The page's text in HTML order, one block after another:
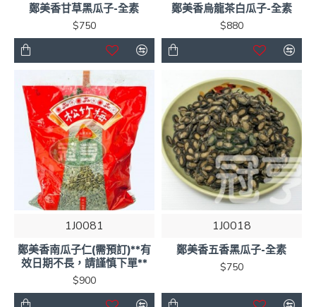
鄭美香甘草黑瓜子-全素
$750
鄭美香烏龍茶白瓜子-全素
$880
1J0081
鄭美香南瓜子仁(需預訂)**有
效日期不長，請謹慎下單**
$900
1J0018
鄭美香五香黑瓜子-全素
$750